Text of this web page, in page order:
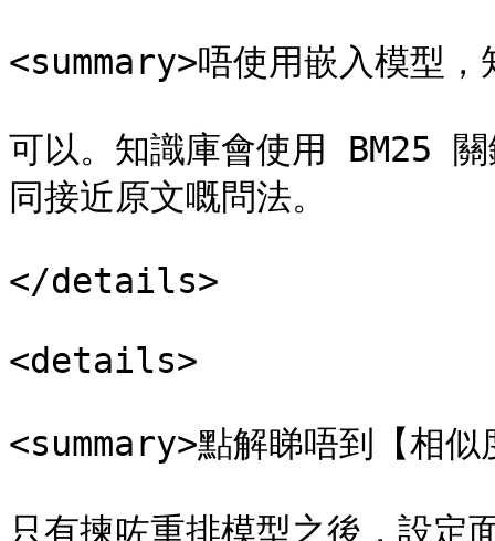
<summary>唔使用嵌入模型
可以。知識庫會使用 BM25
同接近原文嘅問法。
</details>
<details>
<summary>點解睇唔到【相
只有揀咗重排模型之後，設定